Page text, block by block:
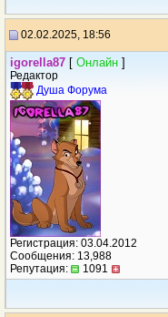
02.02.2025, 18:56
igorella87 [ Онлайн ]
Редактор
Душа Форума
Регистрация: 03.04.2012
Сообщения: 13,988
Репутация:
1091